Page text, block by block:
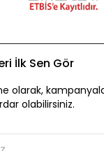
İlk Sen Gör
olarak,
olabilirsiniz.